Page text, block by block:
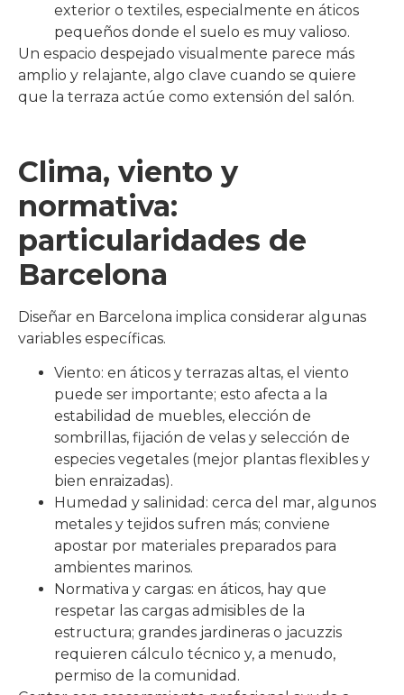
exterior o textiles, especialmente en áticos
pequeños donde el suelo es muy valioso.
Un espacio despejado visualmente parece más
amplio y relajante, algo clave cuando se quiere
que la terraza actúe como extensión del salón.
Clima, viento y
normativa:
particularidades de
Barcelona
Diseñar en Barcelona implica considerar algunas
variables específicas.
Viento: en áticos y terrazas altas, el viento
puede ser importante; esto afecta a la
estabilidad de muebles, elección de
sombrillas, fijación de velas y selección de
especies vegetales (mejor plantas flexibles y
bien enraizadas).
Humedad y salinidad: cerca del mar, algunos
metales y tejidos sufren más; conviene
apostar por materiales preparados para
ambientes marinos.
Normativa y cargas: en áticos, hay que
respetar las cargas admisibles de la
estructura; grandes jardineras o jacuzzis
requieren cálculo técnico y, a menudo,
permiso de la comunidad.